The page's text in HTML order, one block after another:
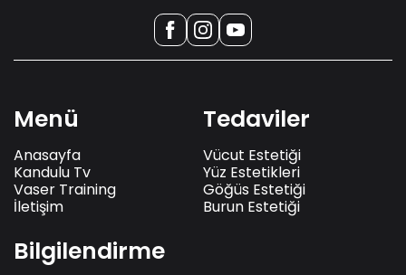
Menü
Anasayfa
Kandulu Tv
Vaser Training
İletişim
Tedaviler
Vücut Estetiği
Yüz Estetikleri
Göğüs Estetiği
Burun Estetiği
Bilgilendirme